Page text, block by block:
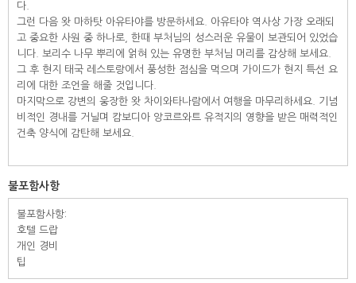
다.
그런 다음 왓 마하탓 아유타야를 방문하세요. 아유타야 역사상 가장 오래되
고 중요한 사원 중 하나로, 한때 부처님의 성스러운 유물이 보관되어 있었습
니다. 보리수 나무 뿌리에 얽혀 있는 유명한 부처님 머리를 감상해 보세요.
그 후 현지 태국 레스토랑에서 풍성한 점심을 먹으며 가이드가 현지 특선 요
리에 대한 조언을 해줄 것입니다.
마지막으로 강변의 웅장한 왓 차이와타나람에서 여행을 마무리하세요. 기념
비적인 경내를 거닐며 캄보디아 앙코르와트 유적지의 영향을 받은 매력적인
건축 양식에 감탄해 보세요.
불포함사항
불포함사항:
호텔 드랍
개인 경비
팁